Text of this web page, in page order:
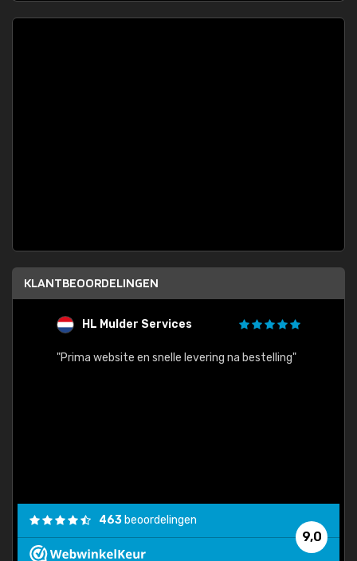
KLANTBEOORDELINGEN
HL Mulder Services
"Prima website en snelle levering na bestelling"
9,0
463 beoordelingen